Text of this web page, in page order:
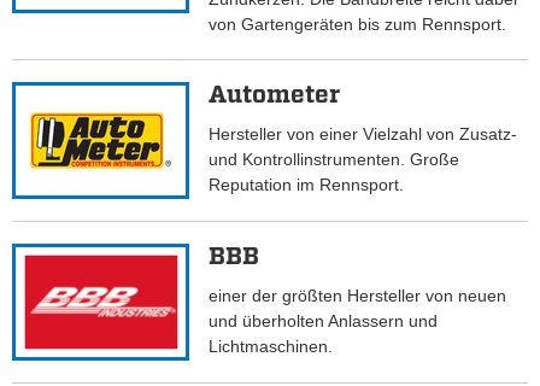
von Gartengeräten bis zum Rennsport.
Autometer
Hersteller von einer Vielzahl von Zusatz-
und Kontrollinstrumenten. Große
Reputation im Rennsport.
BBB
einer der größten Hersteller von neuen
und überholten Anlassern und
Lichtmaschinen.